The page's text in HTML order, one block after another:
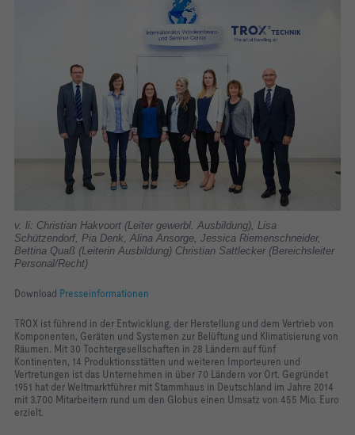
v. li: Christian Hakvoort (Leiter gewerbl. Ausbildung), Lisa
Schützendorf, Pia Denk, Alina Ansorge, Jessica Riemenschneider,
Bettina Quaß (Leiterin Ausbildung) Christian Sattlecker (Bereichsleiter
Personal/Recht)
Download Presseinformationen
TROX ist führend in der Entwicklung, der Herstellung und dem Vertrieb von
Komponenten, Geräten und Systemen zur Belüftung und Klimatisierung von
Räumen. Mit 30 Tochtergesellschaften in 28 Ländern auf fünf
Kontinenten, 14 Produktionsstätten und weiteren Importeuren und
Vertretungen ist das Unternehmen in über 70 Ländern vor Ort. Gegründet
1951 hat der Weltmarktführer mit Stammhaus in Deutschland im Jahre 2014
mit 3.700 Mitarbeitern rund um den Globus einen Umsatz von 455 Mio. Euro
erzielt.